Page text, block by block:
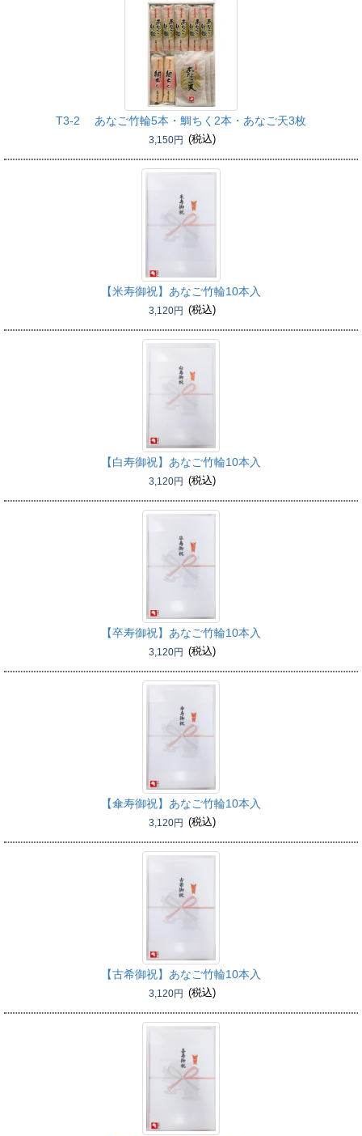
T3-2 あなご竹輪5本・鯛ちく2本・あなご天3枚
3,150円 (税込)
【米寿御祝】 あなご竹輪10本入
3,120円 (税込)
【白寿御祝】 あなご竹輪10本入
3,120円 (税込)
【卒寿御祝】 あなご竹輪10本入
3,120円 (税込)
【傘寿御祝】 あなご竹輪10本入
3,120円 (税込)
【古希御祝】 あなご竹輪10本入
3,120円 (税込)